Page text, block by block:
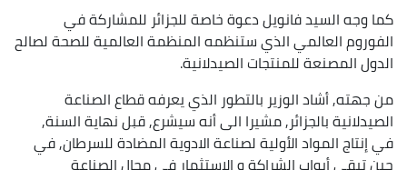
كما وجه السيد فانويل دعوة خاصة للجزائر للمشاركة في
الفوروم العالمي الذي ستنظمه المنظمة العالمية للصحة لصالح
الدول المصنعة للمنتجات الصيدلانية.
من جهته, أشاد الوزير بالتطور الذي يعرفه قطاع الصناعة
الصيدلانية بالجزائر, مشيرا الى أنه سيشرع, قبل نهاية السنة,
في إنتاج المواد الأولية لصناعة الادوية المضادة للسرطان, في
حين تبقى أبواب الشراكة و الاستثمار في مجال الصناعة